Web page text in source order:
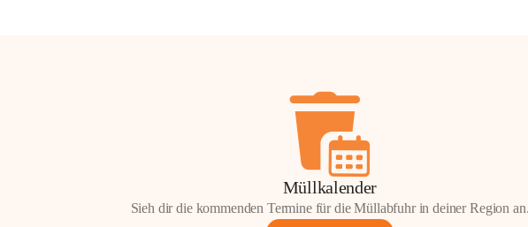
Müllkalender
Sieh dir die kommenden Termine für die Müllabfuhr in deiner Region